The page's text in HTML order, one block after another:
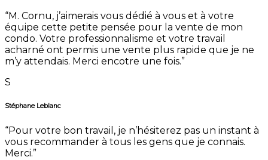
“M. Cornu, j’aimerais vous dédié à vous et à votre
équipe cette petite pensée pour la vente de mon
condo. Votre professionnalisme et votre travail
acharné ont permis une vente plus rapide que je ne
m’y attendais. Merci encotre une fois.”
S
Stéphane Leblanc
“Pour votre bon travail, je n’hésiterez pas un instant à
vous recommander à tous les gens que je connais.
Merci.”